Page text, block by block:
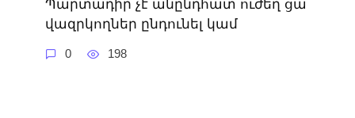
Պարտադիր չէ անընդհատ ուժեղ ցա
վազրկողներ ընդունել կամ
0 198